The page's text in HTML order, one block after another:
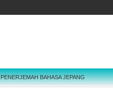
PENERJEMAH BAHASA JEPANG